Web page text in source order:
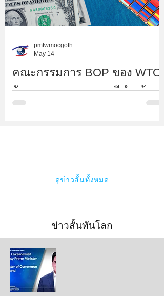
คณะกรรมการ BOP ของ WTO
รับทราบมาตรการภาษีนำเข้า
ร้อยละ 10 ของสหรัฐฯ พร้อม
pmtwmocgoth
May 14
ดูข่าวสั้นทั้งหมด
ข่าวสั้นทันโลก